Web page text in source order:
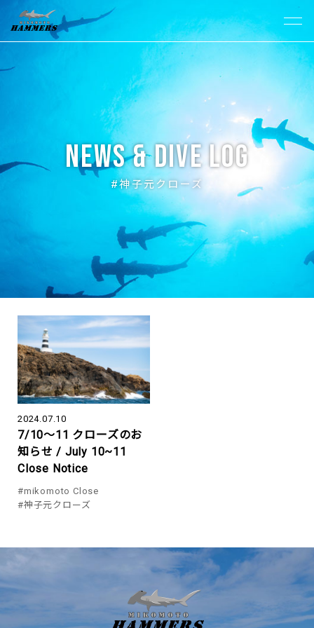
News & Dive Log
#神子元クローズ
2024.07.10
7/10～11 クローズのお
知らせ / July 10~11
Close Notice
#mikomoto Close
#神子元クローズ